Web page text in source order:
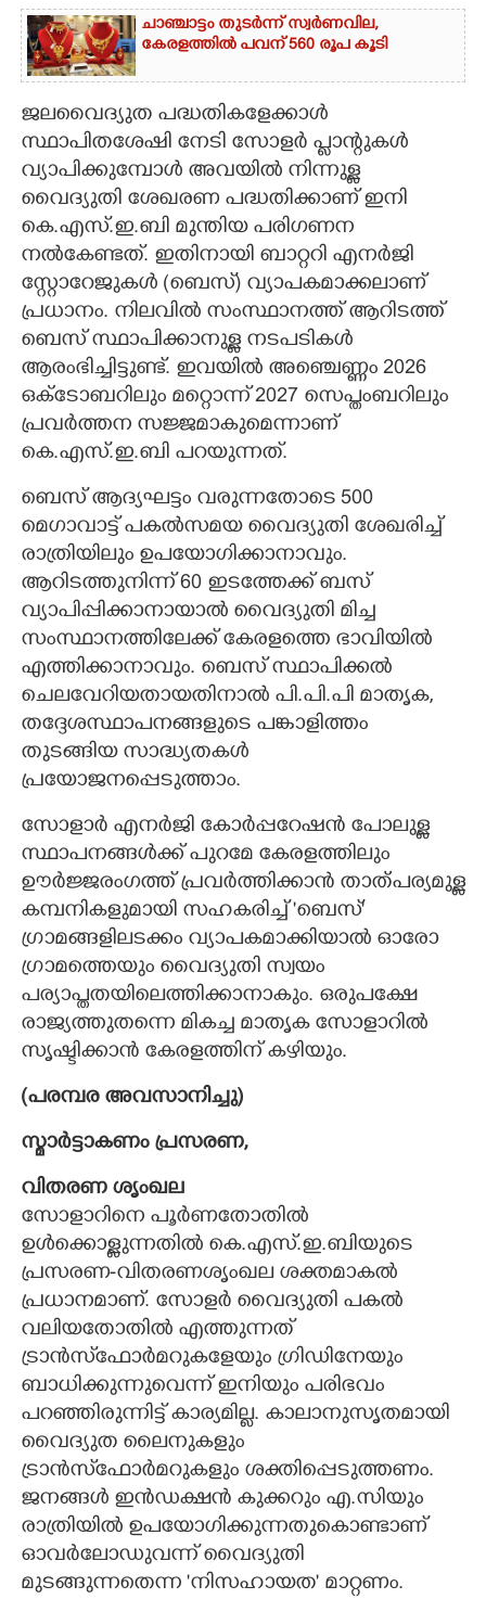
ചാഞ്ചാട്ടം തുടർന്ന് സ്വർണവില,
കേരളത്തിൽ പവന് 560 രൂപ കൂടി
ജലവൈദ്യുത പദ്ധതികളേക്കാൾ
സ്ഥാപിതശേഷി നേടി സോളർ പ്ലാന്റുകൾ
വ്യാപിക്കുമ്പോൾ അവയിൽ നിന്നുള്ള
വൈദ്യുതി ശേഖരണ പദ്ധതിക്കാണ് ഇനി
കെ.എസ്.ഇ.ബി മുന്തിയ പരിഗണന
നൽകേണ്ടത്. ഇതിനായി ബാറ്ററി എനർജി
സ്റ്റോറേജുകൾ (ബെസ്) വ്യാപകമാക്കലാണ്
പ്രധാനം. നിലവിൽ സംസ്ഥാനത്ത് ആറിടത്ത്
ബെസ് സ്ഥാപിക്കാനുള്ള നടപടികൾ
ആരംഭിച്ചിട്ടുണ്ട്. ഇവയിൽ അഞ്ചെണ്ണം 2026
ഒക്ടോബറിലും മറ്റൊന്ന് 2027 സെപ്തംബറിലും
പ്രവർത്തന സജ്ജമാകുമെന്നാണ്
കെ.എസ്.ഇ.ബി പറയുന്നത്.
ബെസ് ആദ്യഘട്ടം വരുന്നതോടെ 500
മെഗാവാട്ട് പകൽസമയ വൈദ്യുതി ശേഖരിച്ച്
രാത്രിയിലും ഉപയോഗിക്കാനാവും.
ആറിടത്തുനിന്ന് 60 ഇടത്തേക്ക് ബസ്
വ്യാപിപ്പിക്കാനായാൽ വൈദ്യുതി മിച്ച
സംസ്ഥാനത്തിലേക്ക് കേരളത്തെ ഭാവിയിൽ
എത്തിക്കാനാവും. ബെസ് സ്ഥാപിക്കൽ
ചെലവേറിയതായതിനാൽ പി.പി.പി മാതൃക,
തദ്ദേശസ്ഥാപനങ്ങളുടെ പങ്കാളിത്തം
തുടങ്ങിയ സാദ്ധ്യതകൾ
പ്രയോജനപ്പെടുത്താം.
സോളാർ എനർജി കോർപ്പറേഷൻ പോലുള്ള
സ്ഥാപനങ്ങൾക്ക് പുറമേ കേരളത്തിലും
ഊർജ്ജരംഗത്ത് പ്രവർത്തിക്കാൻ താത്പര്യമുള്ള
കമ്പനികളുമായി സഹകരിച്ച് 'ബെസ്'
ഗ്രാമങ്ങളിലടക്കം വ്യാപകമാക്കിയാൽ ഓരോ
ഗ്രാമത്തെയും വൈദ്യുതി സ്വയം
പര്യാപ്തതയിലെത്തിക്കാനാകും. ഒരുപക്ഷേ
രാജ്യത്തുതന്നെ മികച്ച മാതൃക സോളാറിൽ
സൃഷ്ടിക്കാൻ കേരളത്തിന് കഴിയും.
(പരമ്പര അവസാനിച്ചു)
സ്മാർട്ടാകണം പ്രസരണ,
വിതരണ ശൃംഖല
സോളാറിനെ പൂർണതോതിൽ
ഉൾക്കൊള്ളുന്നതിൽ കെ.എസ്.ഇ.ബിയുടെ
പ്രസരണ-വിതരണശൃംഖല ശക്തമാകൽ
പ്രധാനമാണ്. സോളർ വൈദ്യുതി പകൽ
വലിയതോതിൽ എത്തുന്നത്
ട്രാൻസ്‌ഫോർമറുകളേയും ഗ്രിഡിനേയും
ബാധിക്കുന്നുവെന്ന് ഇനിയും പരിഭവം
പറഞ്ഞിരുന്നിട്ട് കാര്യമില്ല. കാലാനുസൃതമായി
വൈദ്യുത ലൈനുകളും
ട്രാൻസ്‌ഫോർമറുകളും ശക്തിപ്പെടുത്തണം.
ജനങ്ങൾ ഇൻഡക്ഷൻ കുക്കറും എ.സിയും
രാത്രിയിൽ ഉപയോഗിക്കുന്നതുകൊണ്ടാണ്
ഓവർലോഡുവന്ന് വൈദ്യുതി
മുടങ്ങുന്നതെന്ന 'നിസഹായത' മാറ്റണം.